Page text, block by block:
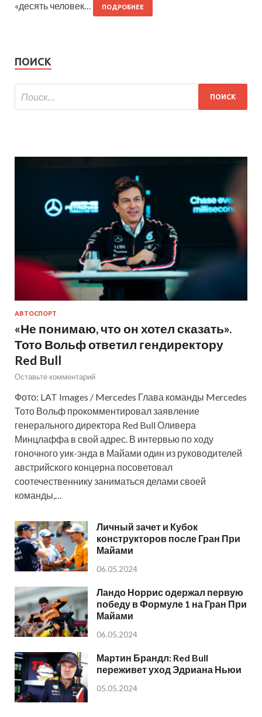
«десять человек… ПОДРОБНЕЕ
ПОИСК
АВТОСПОРТ
«Не понимаю, что он хотел сказать».
Тото Вольф ответил гендиректору
Red Bull
Оставьте комментарий
Фото: LAT Images / Mercedes Глава команды Mercedes
Тото Вольф прокомментировал заявление
генерального директора Red Bull Оливера
Минцлаффа в свой адрес. В интервью по ходу
гоночного уик-энда в Майами один из руководителей
австрийского концерна посоветовал
соотечественнику заниматься делами своей
команды,…
Личный зачет и Кубок
конструкторов после Гран При
Майами
06.05.2024
Ландо Норрис одержал первую
победу в Формуле 1 на Гран При
Майами
06.05.2024
Мартин Брандл: Red Bull
переживет уход Эдриана Ньюи
05.05.2024